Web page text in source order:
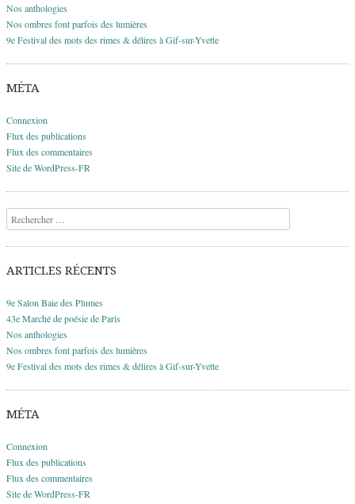
Nos anthologies
Nos ombres font parfois des lumières
9e Festival des mots des rimes & délires à Gif-sur-Yvette
MÉTA
Connexion
Flux des publications
Flux des commentaires
Site de WordPress-FR
Recherche
ARTICLES RÉCENTS
9e Salon Baie des Plumes
43e Marché de poésie de Paris
Nos anthologies
Nos ombres font parfois des lumières
9e Festival des mots des rimes & délires à Gif-sur-Yvette
MÉTA
Connexion
Flux des publications
Flux des commentaires
Site de WordPress-FR